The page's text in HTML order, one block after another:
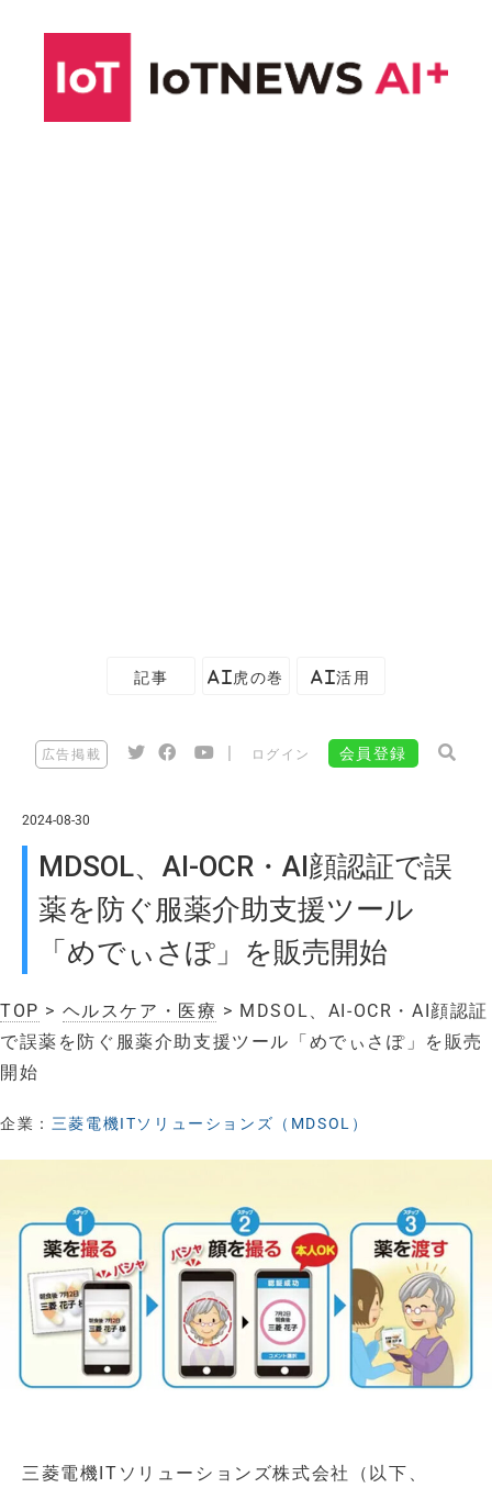
記事 AI虎の巻 AI活用
広告掲載 ログイン 会員登録
2024-08-30
MDSOL、AI-OCR・AI顔認証で誤
薬を防ぐ服薬介助支援ツール
「めでぃさぽ」を販売開始
TOP > ヘルスケア・医療 > MDSOL、AI-OCR・AI顔認証
で誤薬を防ぐ服薬介助支援ツール「めでぃさぽ」を販売
開始
企業： 三菱電機ITソリューションズ（MDSOL）
三菱電機ITソリューションズ株式会社（以下、